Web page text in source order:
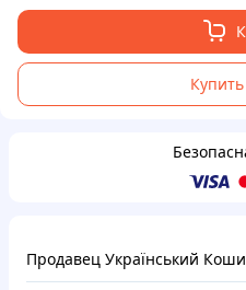
Продавец Український